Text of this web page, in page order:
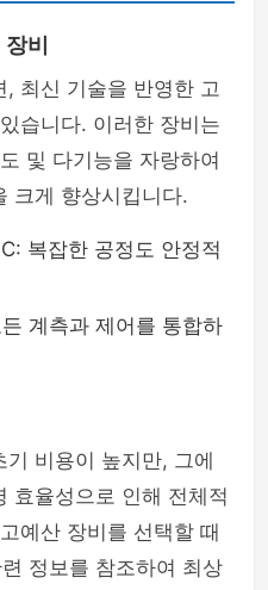
비
최신 기술을 반영한 고
습니다. 이러한 장비는
및 다기능을 자랑하여
크게 향상시킵니다.
복잡한 공정도 안정적
계측과 제어를 통합하
비용이 높지만, 그에
효율성으로 인해 전체적
예산 장비를 선택할 때
정보를 참조하여 최상